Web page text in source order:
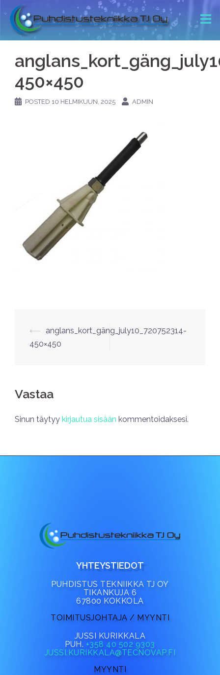
450×450
POSTED 10 HELMIKUUN, 2025 ADMIN
⟵
anglans_kort_gäng_july10_720752314-
450×450
Vastaa
Sinun täytyy kirjautua sisään kommentoidaksesi.
YHTEYSTIEDOT
PUHDISTUS TEKNIIKKA TJ OY
TIKANKUJA 6
67800 KOKKOLA
TOIMITUSJOHTAJA / MYYNTI
JUSSI KURIKKALA
PUH. +358 40 502 9303
JUSSI.KURIKKALA@TECNOVAP.FI
MYYNTI